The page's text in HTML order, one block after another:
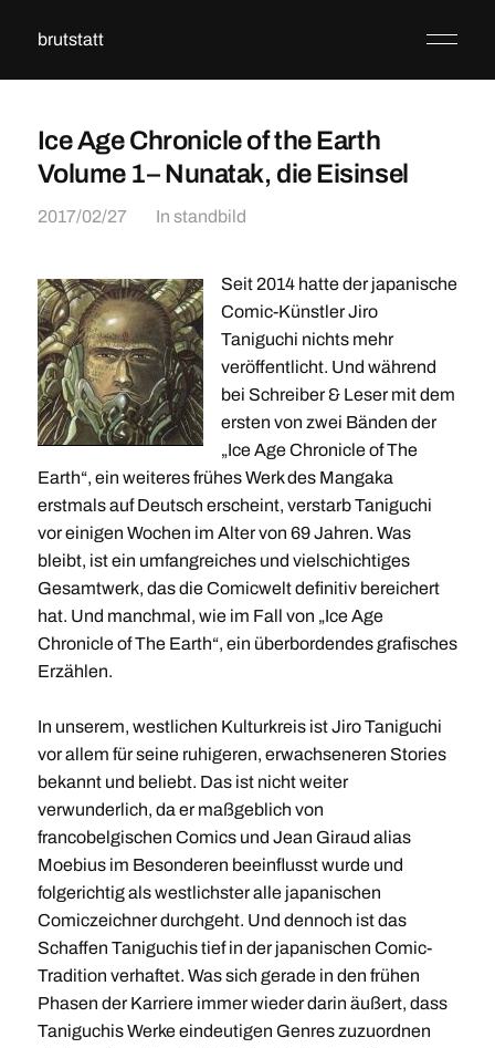
brutstatt
Ice Age Chronicle of the Earth
Volume 1– Nunatak, die Eisinsel
2017/02/27 In standbild
Seit 2014 hatte der japanische
Comic-Künstler Jiro
Taniguchi nichts mehr
veröffentlicht. Und während
bei Schreiber & Leser mit dem
ersten von zwei Bänden der
„Ice Age Chronicle of The
Earth“, ein weiteres frühes Werk des Mangaka
erstmals auf Deutsch erscheint, verstarb Taniguchi
vor einigen Wochen im Alter von 69 Jahren. Was
bleibt, ist ein umfangreiches und vielschichtiges
Gesamtwerk, das die Comicwelt definitiv bereichert
hat. Und manchmal, wie im Fall von „Ice Age
Chronicle of The Earth“, ein überbordendes grafisches
Erzählen.
In unserem, westlichen Kulturkreis ist Jiro Taniguchi
vor allem für seine ruhigeren, erwachseneren Stories
bekannt und beliebt. Das ist nicht weiter
verwunderlich, da er maßgeblich von
francobelgischen Comics und Jean Giraud alias
Moebius im Besonderen beeinflusst wurde und
folgerichtig als westlichster alle japanischen
Comiczeichner durchgeht. Und dennoch ist das
Schaffen Taniguchis tief in der japanischen Comic-
Tradition verhaftet. Was sich gerade in den frühen
Phasen der Karriere immer wieder darin äußert, dass
Taniguchis Werke eindeutigen Genres zuzuordnen